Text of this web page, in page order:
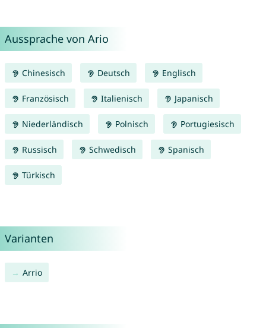
Aussprache von Ario
Chinesisch Deutsch Englisch
Französisch Italienisch Japanisch
Niederländisch Polnisch Portugiesisch
Russisch Schwedisch Spanisch
Türkisch
Varianten
Arrio